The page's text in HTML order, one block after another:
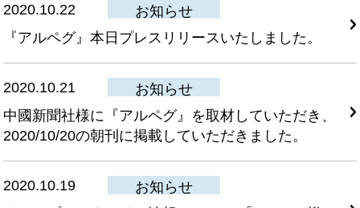
2020.10.22
お知らせ
『アルペグ』本日プレスリリースいたしました。
2020.10.21
お知らせ
中國新聞社様に『アルペグ』を取材していただき、
2020/10/20の朝刊に掲載していただきました。
2020.10.19
お知らせ